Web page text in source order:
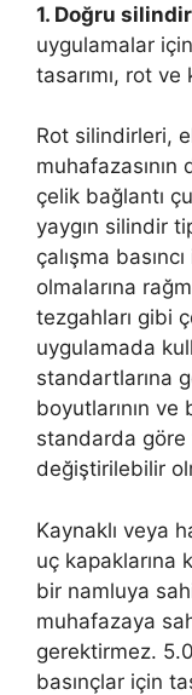
1. Doğru
uygulamalar
tasarımı, rot
Rot silindirleri,
muhafazasının
çelik bağlantı
yaygın silindir
çalışma
olmalarına
tezgahları gibi
uygulamada
standartlarına
boyutlarının
standarda göre
değiştirilebilir
Kaynaklı veya
uç kapaklarına
bir namluya
muhafazaya
gerektirmez.
basınçlar için